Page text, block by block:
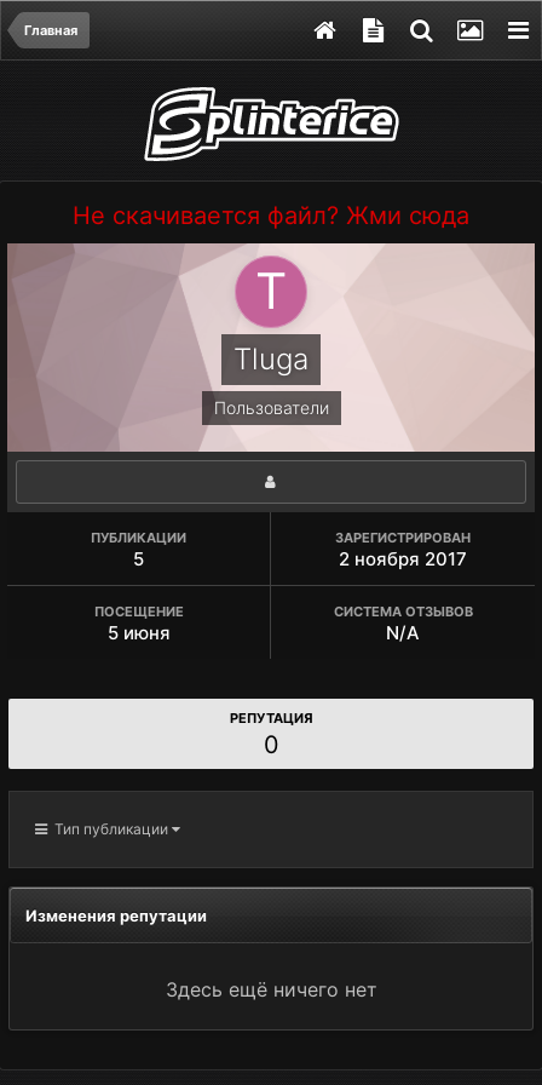
Главная
Не скачивается файл? Жми сюда
Tluga
Пользователи
ПУБЛИКАЦИИ
5
ЗАРЕГИСТРИРОВАН
2 ноября 2017
ПОСЕЩЕНИЕ
5 июня
СИСТЕМА ОТЗЫВОВ
N/A
РЕПУТАЦИЯ
0
Тип публикации
Изменения репутации
Здесь ещё ничего нет